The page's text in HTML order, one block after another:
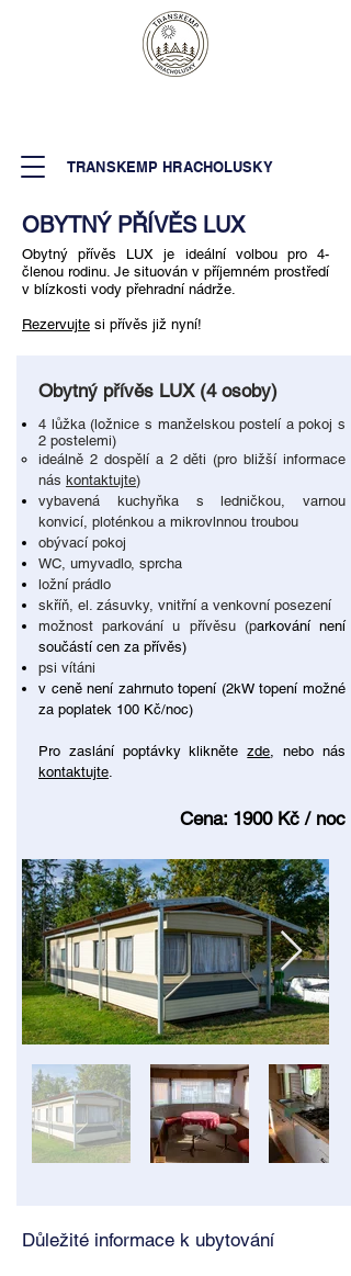
TRANSKEMP HRACHOLUSKY
OBYTNÝ PŘÍVĚS LUX
Obytný přívěs LUX je ideální volbou pro 4-
členou rodinu. Je situován v příjemném prostředí
v blízkosti vody přehradní nádrže.
Rezervujte si přívěs již nyní!
Obytný přívěs LUX (4 osoby)
4 lůžka (ložnice s manželskou postelí a pokoj s
2 postelemi)
ideálně 2 dospělí a 2 děti (pro bližší informace
nás kontaktujte)​
vybavená kuchyňka s ledničkou, varnou
konvicí, ploténkou a mikrovlnnou troubou
obývací pokoj
WC, umyvadlo, sprcha
ložní prádlo
skříň, el. zásuvky, vnitřní a venkovní posezení
možnost parkování u přívěsu (parkování není
součástí cen za přívěs)
psi vítáni
v ceně není zahrnuto topení (2kW topení možné
za poplatek 100 Kč/noc)
Pro zaslání poptávky kliknětezde, nebo nás
kontaktujte​.​
Cena: 1900 Kč / noc
Důležité informace k ubytování